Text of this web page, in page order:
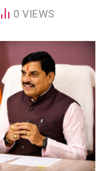
0VIEWS